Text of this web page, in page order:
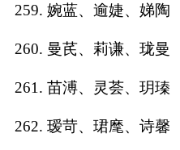
259. 婉蓝、逾婕、娣陶
260. 曼芪、莉谦、珑曼
261. 苗溥、灵荟、玥瑧
262. 瑷苛、珺麾、诗馨